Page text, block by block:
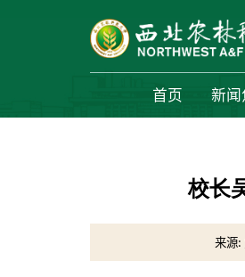
首页 新闻
校长
来源: